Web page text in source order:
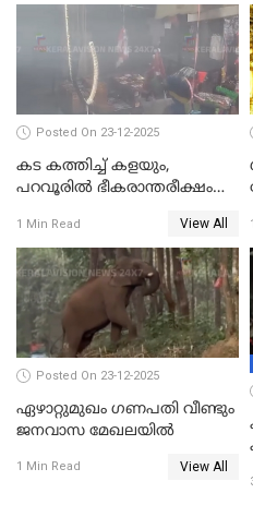
പിടിവലിക്കിടയിൽ
അപ്പൂപ്പനെതിരെ പോക്സോ
കേസ് ഒടുവിൽ 4 ജീവനുകൾ
പൊലിഞ്ഞു
Posted On 23-12-2025
കട കത്തിച്ച് കളയും,
പറവൂരില്‍ ഭീകരാന്തരീക്ഷം
1 Min Read View All
Posted On 23-12-2025
ഏഴാറ്റുമുഖം ഗണപതി വീണ്ടും
ജനവാസ മേഖലയിൽ
1 Min Read View All